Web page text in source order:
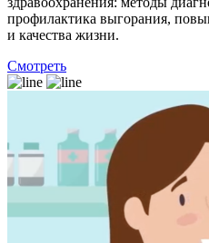
профилактика выгорания,
и качества жизни.
Смотреть